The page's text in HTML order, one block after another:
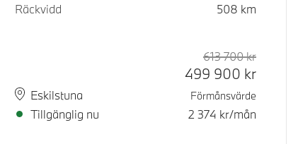
Räckvidd
508 km
PlatsEskilstuna
Leveranstid
Tillgänglig nu
Rek.
613 700kr
499 900 kr
Förmånsvärde
2 374 kr/mån